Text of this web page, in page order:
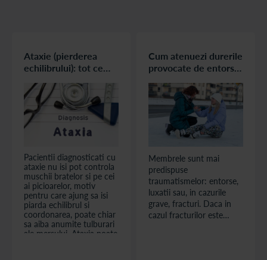
Ataxie (pierderea
echilibrului): tot ce
Pacientii diagnosticati cu
ataxie nu isi pot controla
muschii bratelor si pe cei
ai picioarelor, motiv
pentru care ajung sa isi
piarda echilibrul si
coordonarea, poate chiar
sa aiba anumite tulburari
ale mersului. Ataxia poate
Cum atenuezi durerile
provocate de entorse
Membrele sunt mai
predispuse
traumatismelor: entorse,
luxatii sau, in cazurile
grave, fracturi. Daca in
cazul fracturilor este